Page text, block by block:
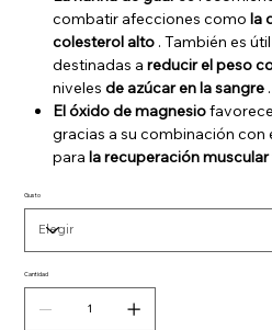
combatir afecciones como la
colesterol alto. También es
destinadas a reducir el peso
niveles de azúcar en la sangre.
El óxido de magnesiofavorece
gracias a su combinación con
para la recuperación muscular
Gusto
Cantidad